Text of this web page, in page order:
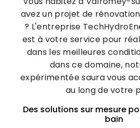
avez un projet de
? L'entreprise
est à votre service pour
dans les meilleures
dans ce domaine,
expérimentée saura vous
au long de votre
Des solutions sur mesure
bain